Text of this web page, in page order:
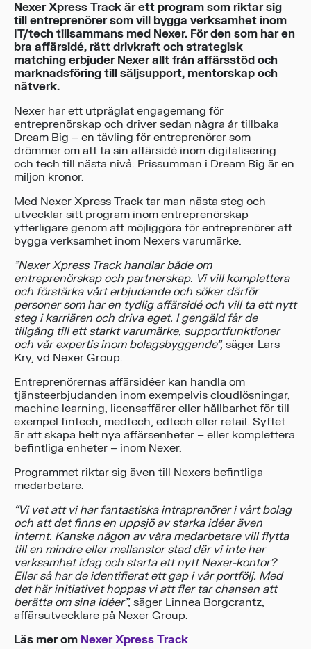
Nexer Xpress Track är ett program som riktar sig
till entreprenörer som vill bygga verksamhet inom
IT/tech tillsammans med Nexer. För den som har en
bra affärsidé, rätt drivkraft och strategisk
matching erbjuder Nexer allt från affärsstöd och
marknadsföring till säljsupport, mentorskap och
nätverk.
Nexer har ett utpräglat engagemang för
entreprenörskap och driver sedan några år tillbaka
Dream Big – en tävling för entreprenörer som
drömmer om att ta sin affärsidé inom digitalisering
och tech till nästa nivå. Prissumman i Dream Big är en
miljon kronor.
Med Nexer Xpress Track tar man nästa steg och
utvecklar sitt program inom entreprenörskap
ytterligare genom att möjliggöra för entreprenörer att
bygga verksamhet inom Nexers varumärke.
”Nexer Xpress Track handlar både om
entreprenörskap och partnerskap. Vi vill komplettera
och förstärka vårt erbjudande och söker därför
personer som har en tydlig affärsidé och vill ta ett nytt
steg i karriären och driva eget. I gengäld får de
tillgång till ett starkt varumärke, supportfunktioner
och vår expertis inom bolagsbyggande”, säger Lars
Kry, vd Nexer Group.
Entreprenörernas affärsidéer kan handla om
tjänsteerbjudanden inom exempelvis cloudlösningar,
machine learning, licensaffärer eller hållbarhet för till
exempel fintech, medtech, edtech eller retail. Syftet
är att skapa helt nya affärsenheter – eller komplettera
befintliga enheter – inom Nexer.
Programmet riktar sig även till Nexers befintliga
medarbetare.
“Vi vet att vi har fantastiska intraprenörer i vårt bolag
och att det finns en uppsjö av starka idéer även
internt. Kanske någon av våra medarbetare vill flytta
till en mindre eller mellanstor stad där vi inte har
verksamhet idag och starta ett nytt Nexer-kontor?
Eller så har de identifierat ett gap i vår portfölj. Med
det här initiativet hoppas vi att fler tar chansen att
berätta om sina idéer”, säger Linnea Borgcrantz,
affärsutvecklare på Nexer Group.
Läs mer om Nexer Xpress Track